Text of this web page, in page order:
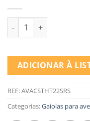
Quantidade de HT
ADICIONAR À
REF:AVACSTHT22SRS
Categorias:Gaiolas para